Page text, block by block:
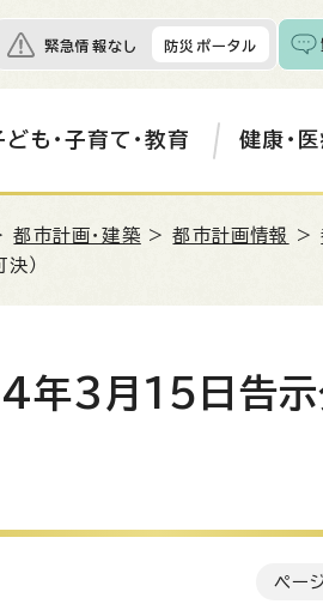
緊急情報なし 防災ポータル
ども・子育て・教育 健康・
都市計画・建築 >都市計画情報 >
）
4年3月15日告
ペー